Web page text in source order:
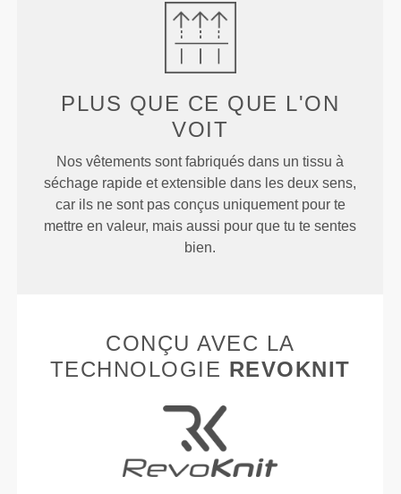
PLUS QUE CE QUE L'ON
VOIT
Nos vêtements sont fabriqués dans un tissu à
séchage rapide et extensible dans les deux sens,
car ils ne sont pas conçus uniquement pour te
mettre en valeur, mais aussi pour que tu te sentes
bien.
CONÇU AVEC LA
TECHNOLOGIE REVOKNIT